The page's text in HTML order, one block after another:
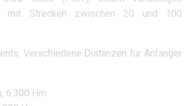
mit Strecken zwischen 20 und 100
Verschiedene Distanzen für Anfänger
6.300 Hm